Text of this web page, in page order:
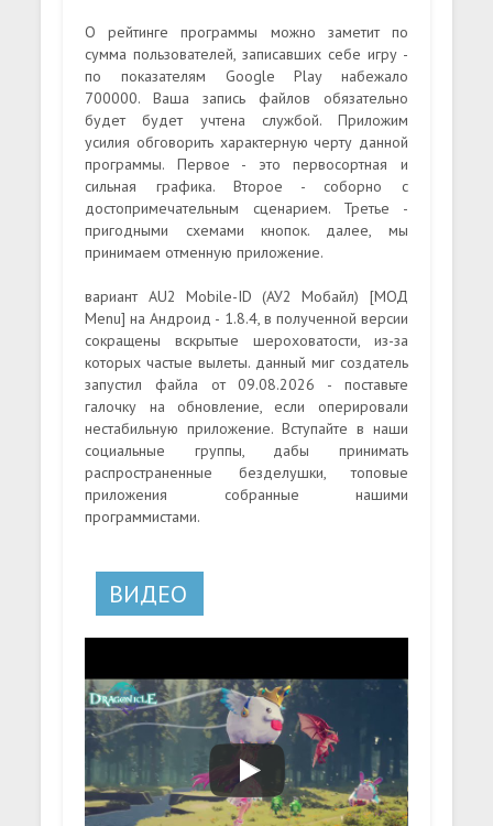
О рейтинге программы можно заметит по
сумма пользователей, записавших себе игру -
по показателям Google Play набежало
700000. Ваша запись файлов обязательно
будет будет учтена службой. Приложим
усилия обговорить характерную черту данной
программы. Первое - это первосортная и
сильная графика. Второе - соборно с
достопримечательным сценарием. Третье -
пригодными схемами кнопок. далее, мы
принимаем отменную приложение.
вариант AU2 Mobile-ID (АУ2 Мобайл) [МОД
Menu] на Андроид - 1.8.4, в полученной версии
сокращены вскрытые шероховатости, из-за
которых частые вылеты. данный миг создатель
запустил файла от 09.08.2026 - поставьте
галочку на обновление, если оперировали
нестабильную приложение. Вступайте в наши
социальные группы, дабы принимать
распространенные безделушки, топовые
приложения собранные нашими
программистами.
ВИДЕО